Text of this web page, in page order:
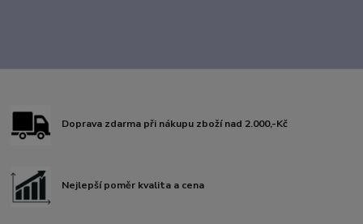
Doprava zdarma při nákupu zboží nad 2.000,-Kč
Nejlepší poměr kvalita a cena